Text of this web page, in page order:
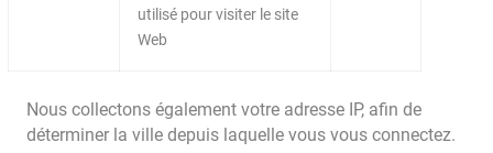
utilisé pour visiter le site
Web
Nous collectons également votre adresse IP, afin de
déterminer la ville depuis laquelle vous vous connectez.